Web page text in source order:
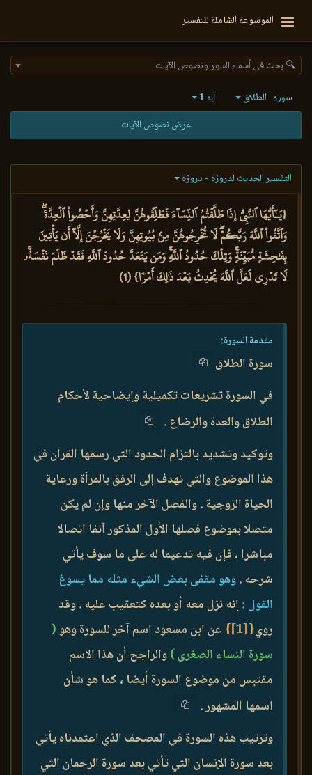
الموسوعة الشاملة للتفسير
🔍 بحث في أسماء السور ونصوص الآيات
سورة الطلاق آية 1
عرض نصوص الآيات
التفسير الحديث لدروزة - دروزة
{يَـٰٓأَيُّهَا ٱلنَّبِيُّ إِذَا طَلَّقۡتُمُ ٱلنِّسَآءَ فَطَلِّقُوهُنَّ لِعِدَّتِهِنَّ وَأَحۡصُواْ ٱلۡعِدَّةَۖ
وَٱتَّقُواْ ٱللَّهَ رَبَّكُمۡۖ لَا تُخۡرِجُوهُنَّ مِنۢ بُيُوتِهِنَّ وَلَا يَخۡرُجۡنَ إِلَّآ أَن يَأۡتِينَ
بِفَٰحِشَةٖ مُّبَيِّنَةٖۚ وَتِلۡكَ حُدُودُ ٱللَّهِۚ وَمَن يَتَعَدَّ حُدُودَ ٱللَّهِ فَقَدۡ ظَلَمَ نَفۡسَهُۥۚ
لَا تَدۡرِي لَعَلَّ ٱللَّهَ يُحۡدِثُ بَعۡدَ ذَٰلِكَ أَمۡرٗا} (1)
مقدمة السورة:
سورة الطلاق
في السورة تشريعات تكميلية وإيضاحية لأحكام
الطلاق والعدة والرضاع .
وتوكيد وتشديد بالتزام الحدود التي رسمها القرآن في
هذا الموضوع والتي تهدف إلى الرفق بالمرأة ورعاية
الحياة الزوجية . والفصل الآخر منها وإن لم يكن
متصلا بموضوع فصلها الأول المذكور آنفا اتصالا
مباشرا ، فإن فيه تدعيما له على ما سوف يأتي
شرحه .وهو مقفى بعض الشيء مثله مما يسوغ
القول :إنه نزل معه أو بعده كتعقيب عليه . وقد
روي{
[1]
} عن ابن مسعود اسم آخر للسورة وهو(
سورة النساء الصغرى )والراجح أن هذا الاسم
مقتبس من موضوع السورة أيضا ، كما هو شأن
اسمها المشهور .
وترتيب هذه السورة في المصحف الذي اعتمدناه يأتي
بعد سورة الإنسان التي تأتي بعد سورة الرحمان التي